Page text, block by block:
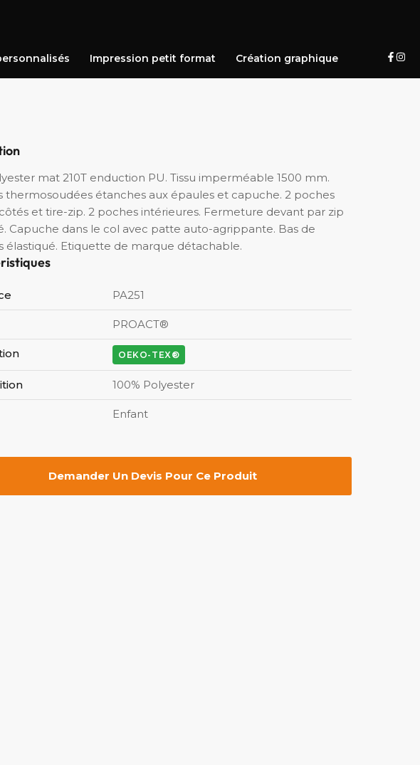
Impression petit format Création graphique
mat 210T enduction PU. Tissu imperméable 1500 mm.
thermosoudées étanches aux épaules et capuche. 2 poches
et tire-zip. 2 poches intérieures. Fermeture devant par zip
Capuche dans le col avec patte auto-agrippante. Bas de
élastiqué. Etiquette de marque détachable.
PA251
PROACT®
OEKO-TEX®
100% Polyester
Enfant
Demander Un Devis Pour Ce Produit